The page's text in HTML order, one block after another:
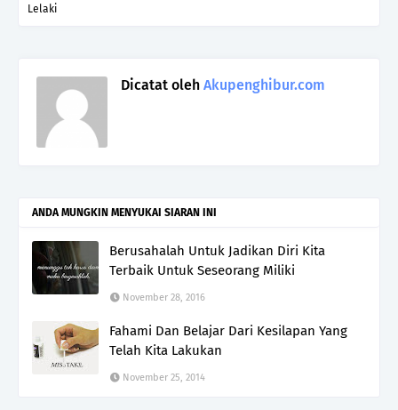
Lelaki
Dicatat oleh Akupenghibur.com
ANDA MUNGKIN MENYUKAI SIARAN INI
Berusahalah Untuk Jadikan Diri Kita
Terbaik Untuk Seseorang Miliki
November 28, 2016
Fahami Dan Belajar Dari Kesilapan Yang
Telah Kita Lakukan
November 25, 2014